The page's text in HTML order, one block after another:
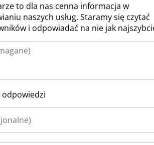
to dla nas cenna informacja w
naszych usług. Staramy się czytać
i odpowiadać na nie jak
odpowiedzi